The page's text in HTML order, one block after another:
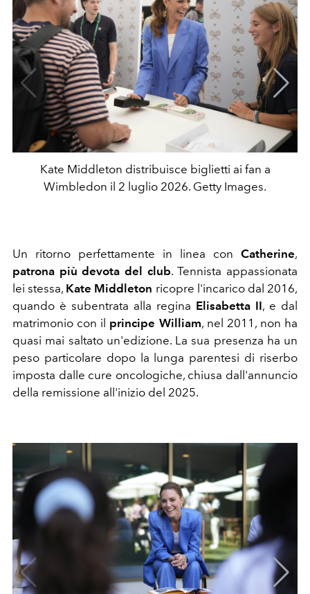
Kate Middleton distribuisce biglietti ai fan a
Wimbledon il 2 luglio 2026. Getty Images.
Un ritorno perfettamente in linea con Catherine,
patrona più devota del club. Tennista appassionata
lei stessa, Kate Middleton ricopre l'incarico dal 2016,
quando è subentrata alla regina Elisabetta II, e dal
matrimonio con il principe William, nel 2011, non ha
quasi mai saltato un'edizione. La sua presenza ha un
peso particolare dopo la lunga parentesi di riserbo
imposta dalle cure oncologiche, chiusa dall'annuncio
della remissione all'inizio del 2025.